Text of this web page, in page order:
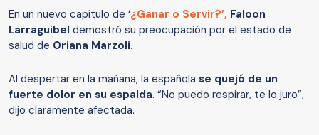
En un nuevo capítulo de ‘¿Ganar o Servir?’, Faloon
Larraguibel demostró su preocupación por el estado de
salud de Oriana Marzoli.
Al despertar en la mañana, la española se quejó de un
fuerte dolor en su espalda. “No puedo respirar, te lo juro”,
dijo claramente afectada.